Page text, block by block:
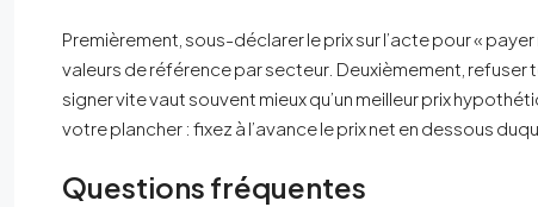
Premièrement, sous-déclarer le prix sur l’acte pour «
valeurs de référence par secteur. Deuxièmement,
signer vite vaut souvent mieux qu’un meilleur prix
votre plancher : fixez à l’avance le prix net en dessous
Questions fréquentes